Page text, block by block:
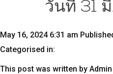
วันที่ 31
May 16, 2024 6:31 am
Categorised in:
This post was written by Admin